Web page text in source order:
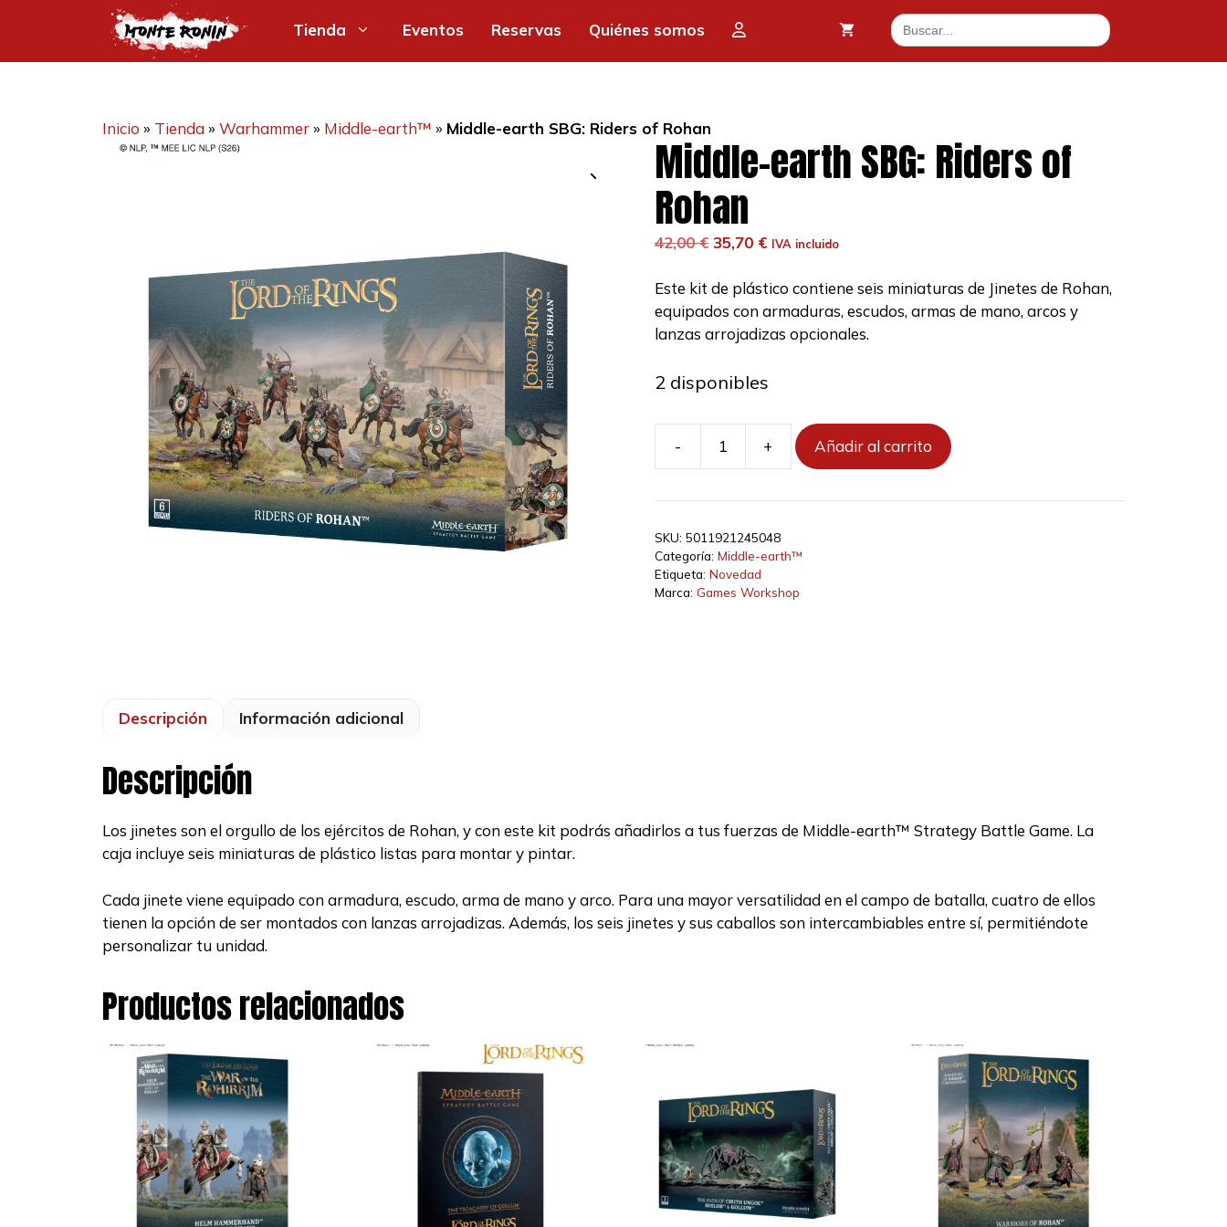
Tienda Eventos Reservas Quiénes somos Buscar:
Inicio » Tienda» Warhammer» Middle-earth™ » Middle-earth SBG: Riders of Rohan
Middle-earth SBG: Riders of
Rohan
42,00€ El
original
era:
42,00 €.
35,70 €El
actual
es:
35,70 €.
IVA incluido
Este kit de plástico contiene seis miniaturas de Jinetes de Rohan,
equipados con armaduras, escudos, armas de mano, arcos y
lanzas arrojadizas opcionales.
2 disponibles
-
SBG:
of
Rohan
cantidad
+ Añadir al carrito
SKU: 5011921245048
Categoría: Middle-earth™
Etiqueta: Novedad
Marca: Games Workshop
Descripción Información adicional
Descripción
Los jinetes son el orgullo de los ejércitos de Rohan, y con este kit podrás añadirlos a tus fuerzas de Middle-earth™ Strategy Battle Game. La
caja incluye seis miniaturas de plástico listas para montar y pintar.
Cada jinete viene equipado con armadura, escudo, arma de mano y arco. Para una mayor versatilidad en el campo de batalla, cuatro de ellos
tienen la opción de ser montados con lanzas arrojadizas. Además, los seis jinetes y sus caballos son intercambiables entre sí, permitiéndote
personalizar tu unidad.
Productos relacionados
35,70 €.
Riders
Rohan